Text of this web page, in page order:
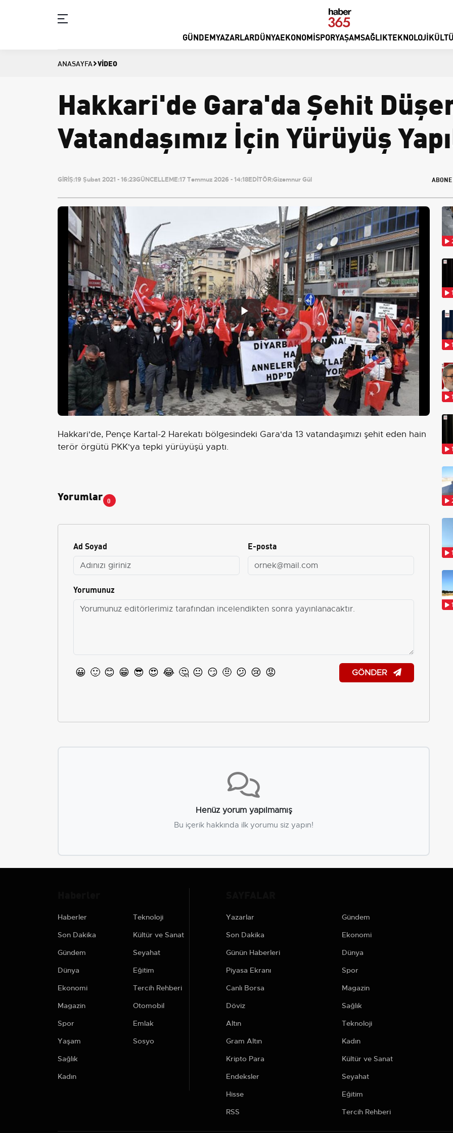
GÜNDEMYAZARLARDÜNYAEKONOMISPORYAŞAMSAĞLIKTEKNOLOJI
ANASAYFA VIDEO
Hakkari'de Gara'da Şehit
Vatandaşımız İçin Yürüyüş
GİRİŞ:19 Şubat 2021 - 16:23GÜNCELLEME:17 Temmuz 2026 - 14:18EDİTÖR:Gizemnur Gül ABONE
Play
Video
Hakkari'de, Pençe Kartal-2 Harekatı bölgesindeki Gara'da 13 vatandaşımızı şehit eden hain
terör örgütü PKK'ya tepki yürüyüşü yaptı.
Yorumlar 0
Ad Soyad E-posta
Yorumunuz
😀 🙂 😊 😁 😎 😍 😂 🤔 😐 😏 🤨 😕 😢 😡 GÖNDER
Henüz yorum yapılmamış
Bu içerik hakkında ilk yorumu siz yapın!
Haberler
Son Dakika
Gündem
Dünya
Ekonomi
Magazin
Spor
Yaşam
Sağlık
Kadın
Teknoloji
Kültür ve Sanat
Seyahat
Eğitim
Tercih Rehberi
Otomobil
Emlak
Sosyo
Yazarlar
Son Dakika
Günün Haberleri
Piyasa Ekranı
Canlı Borsa
Döviz
Altın
Gram Altın
Kripto Para
Endeksler
Hisse
RSS
Gündem
Ekonomi
Dünya
Spor
Magazin
Sağlık
Teknoloji
Kadın
Kültür ve Sanat
Seyahat
Eğitim
Tercih Rehberi